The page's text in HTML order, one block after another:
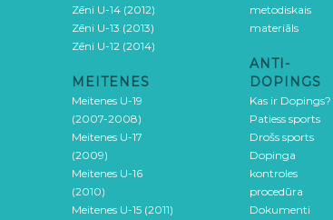
Zēni U-14 (2012)
Zēni U-13 (2013)
Zēni U-12 (2014)
MEITENES
Meitenes U-19
(2007-2008)
Meitenes U-17
(2009)
Meitenes U-16
(2010)
Meitenes U-15 (2011)
metodiskais
materiāls
ANTI-
DOPINGS
Kas ir Dopings?
Patiess sports
Drošs sports
Dopinga
kontroles
procedūra
Dokumenti